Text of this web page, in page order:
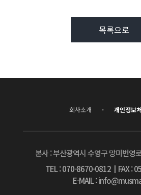
목록으로
회사소개 · 개인정보
본사 : 부산광역시 수영구 망미번영
TEL : 070-8670-0812┃ FAX :
E-MAIL :